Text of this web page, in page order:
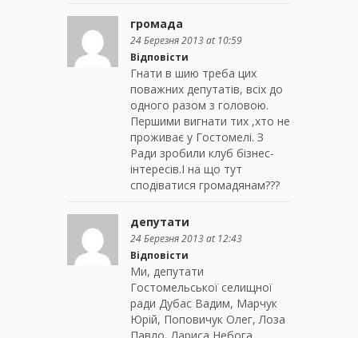
громада
24 Березня 2013 at 10:59
Відповісти
Гнати в шию треба цих
поважних депутатів, всіх до
одного разом з головою.
Першими вигнати тих ,хто не
проживає у Гостомелі. З
Ради зробили клуб бізнес-
інтересів.І на що тут
сподіватися громадянам???
депутати
24 Березня 2013 at 12:43
Відповісти
Ми, депутати
Гостомельської селищної
ради Дубас Вадим, Марчук
Юрій, Поповичук Олег, Лоза